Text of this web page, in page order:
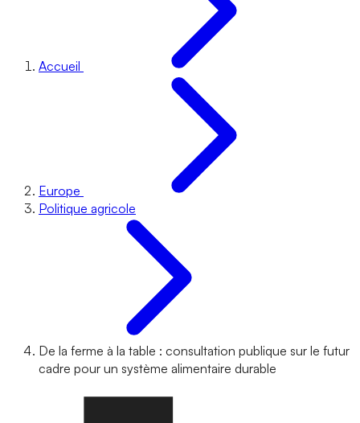
Accueil
Europe
Politique agricole
De la ferme à la table : consultation publique sur le futur
cadre pour un système alimentaire durable